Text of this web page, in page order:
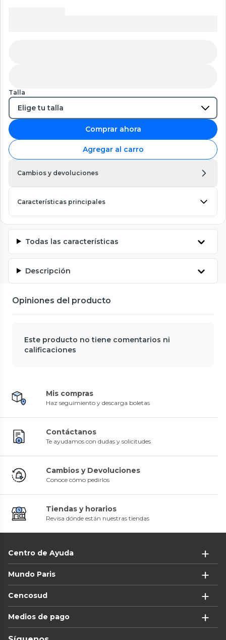
Talla
Comprar ahora
Agregar al carro
Cambios y devoluciones
Características principales
Todas las características
Descripción
Opiniones del producto
Este producto no tiene comentarios ni
calificaciones
Mis compras
Haz seguimiento y descarga boletas
Contáctanos
Te ayudamos con dudas y solicitudes
Cambios y Devoluciones
Conoce cómo pedirlos
Tiendas y horarios
Revisa dónde están nuestras tiendas
Centro de Ayuda
Mundo Paris
Cencosud
Medios de pago